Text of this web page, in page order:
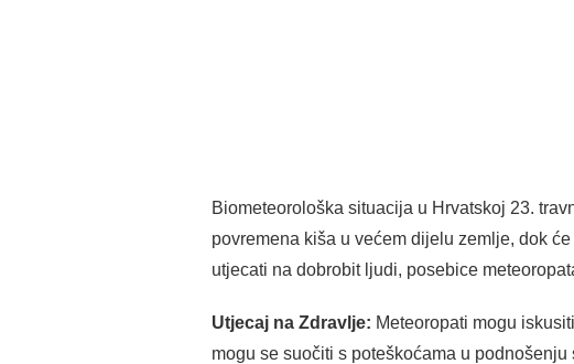
Biometeorološka situacija u Hrvatskoj 23.
povremena kiša u većem dijelu zemlje, dok
utjecati na dobrobit ljudi, posebice
Utjecaj na Zdravlje: Meteoropati mogu
mogu se suočiti s poteškoćama u